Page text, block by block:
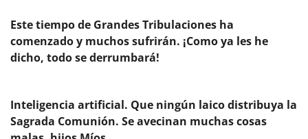
Este tiempo de Grandes Tribulaciones ha
comenzado y muchos sufrirán. ¡Como ya les he
dicho, todo se derrumbará!
Inteligencia artificial. Que ningún laico distribuya la
Sagrada Comunión. Se avecinan muchas cosas